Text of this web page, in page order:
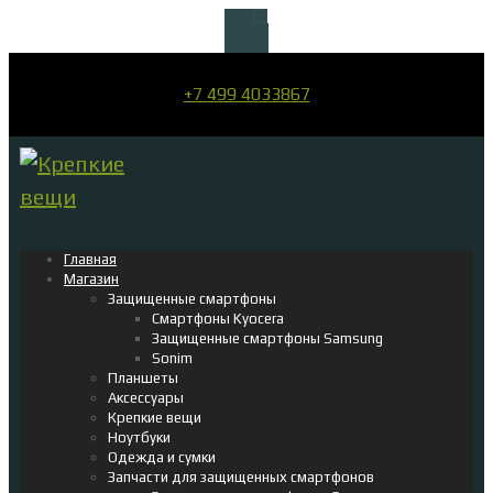
+7 499 4033867
Главная
Магазин
Защищенные смартфоны
Смартфоны Kyocera
Защищенные смартфоны Samsung
Sonim
Планшеты
Аксессуары
Крепкие вещи
Ноутбуки
Одежда и сумки
Запчасти для защищенных смартфонов